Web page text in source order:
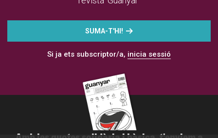
SUMA-T'HI!
Si ja ets subscriptor/a, inicia sessió